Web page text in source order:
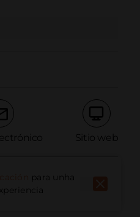
Sitio web
para unha